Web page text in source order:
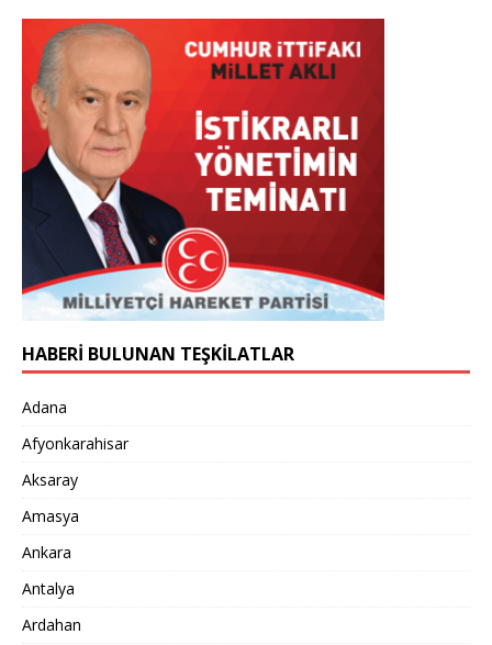
HABERİ BULUNAN TEŞKİLATLAR
Adana
Afyonkarahisar
Aksaray
Amasya
Ankara
Antalya
Ardahan